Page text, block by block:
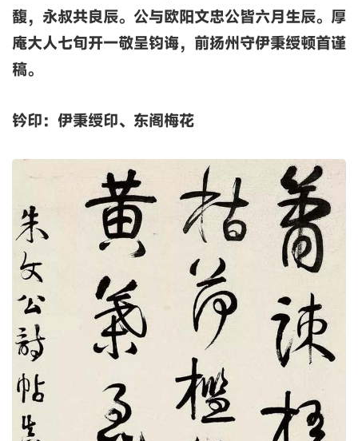
馥，永叔共良辰。公与欧阳文忠公皆六月生辰。厚
庵大人七旬开一敬呈钧诲，前扬州守伊秉绶顿首谨
稿。
钤印：伊秉绶印、东阁梅花